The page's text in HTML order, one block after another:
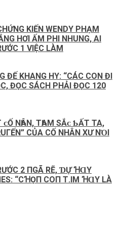
KIẾN WENDY PHẠM
HƠI ẤM PHI NHUNG, AI
1 VIỆC LÀM
ĐẾ KHANG HY: “CÁC CON ĐI
ĐỌC SÁCH PHẢI ĐỌC 120
NҺÂN, TҺAM SẮᴄ ƄẤT TA,
CỦA CỐ NHÂN XƯ NΌI
2 ПGÃ RẼ, ƊỰ ꞪⱭY
“CꞪỌП COП Т.ΙM ꞪⱭY LÀ